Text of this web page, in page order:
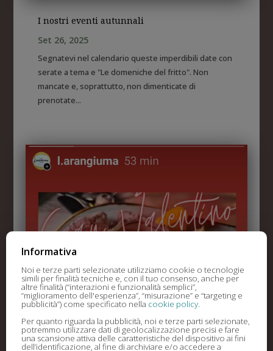
I nostri eventi autunnali
Set 26, 2025
Segnatevi nel calendario queste imperdibili date con
serate a tema e "Le domeniche del fritto". Non
mancate e, soprattutto, non dimenticate di
prenotate...
Informativa
Noi e terze parti selezionate utilizziamo cookie o tecnologie
simili per finalità tecniche e, con il tuo consenso, anche per
altre finalità (“interazioni e funzionalità semplici”,
“miglioramento dell'esperienza”, “misurazione” e “targeting e
pubblicità”) come specificato nella cookie policy.
Per quanto riguarda la pubblicità, noi e terze parti selezionate,
potremmo utilizzare dati di geolocalizzazione precisi e fare
una scansione attiva delle caratteristiche del dispositivo ai fini
dell’identificazione, al fine di archiviare e/o accedere a